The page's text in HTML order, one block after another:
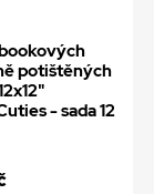
potištěných
- sada 12